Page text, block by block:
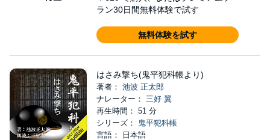
ラン30日間無料体験で試す
無料体験を試す
はさみ撃ち(鬼平犯科帳より)
著者： 池波 正太郎
ナレーター： 三好 翼
再生時間： 51 分
シリーズ：
鬼平犯科帳
言語： 日本語